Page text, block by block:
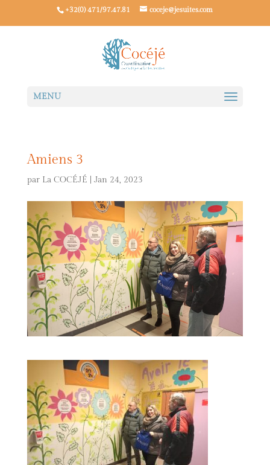
+32(0) 471/97.47.81 coceje@jesuites.com
Amiens 3
par La COCÉJÉ Jan 24, 2023